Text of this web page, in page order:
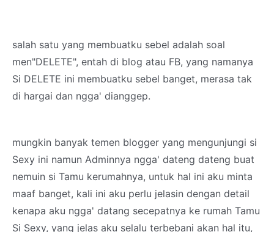
salah satu yang membuatku sebel adalah soal
men"DELETE", entah di blog atau FB, yang namanya
Si DELETE ini membuatku sebel banget, merasa tak
di hargai dan ngga' dianggep.
mungkin banyak temen blogger yang mengunjungi si
Sexy ini namun Adminnya ngga' dateng dateng buat
nemuin si Tamu kerumahnya, untuk hal ini aku minta
maaf banget, kali ini aku perlu jelasin dengan detail
kenapa aku ngga' datang secepatnya ke rumah Tamu
Si Sexy, yang jelas aku selalu terbebani akan hal itu,